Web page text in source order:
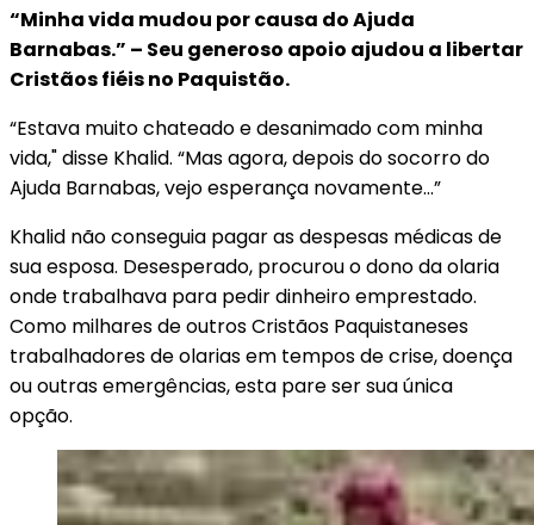
“Minha vida mudou por causa do Ajuda
Barnabas.” – Seu generoso apoio ajudou a libertar
Cristãos fiéis no Paquistão.
“Estava muito chateado e desanimado com minha
vida," disse Khalid. “Mas agora, depois do socorro do
Ajuda Barnabas, vejo esperança novamente…”
Khalid não conseguia pagar as despesas médicas de
sua esposa. Desesperado, procurou o dono da olaria
onde trabalhava para pedir dinheiro emprestado.
Como milhares de outros Cristãos Paquistaneses
trabalhadores de olarias em tempos de crise, doença
ou outras emergências, esta pare ser sua única
opção.